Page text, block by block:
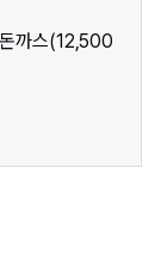
까스(12,500